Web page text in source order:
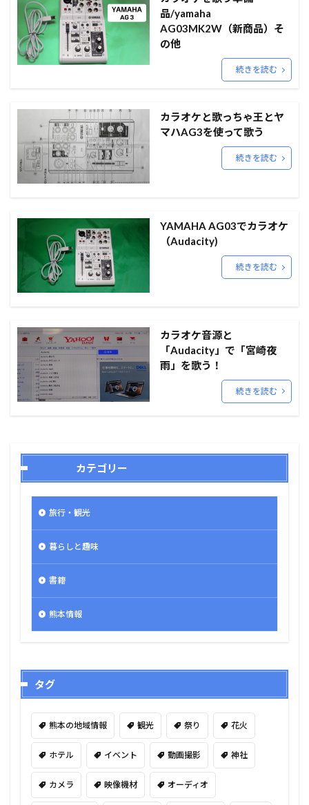
品/yamaha
AG03MK2W（新商品）そ
の他
続きを読む
カラオケと歌っちゃ王とヤ
マハAG3を使って歌う
続きを読む
YAMAHA AG03でカラオケ
（Audacity)
続きを読む
カラオケ音源と
「Audacity」で「宮崎夜
雨」を歌う！
続きを読む
カテゴリー
旅行・観光
暮らしと趣味
書籍
熊本情報
タグ
熊本の地域情報 観光 祭り 花火
ホテル イベント 動画撮影 神社
カメラ 映像機材 オーディオ